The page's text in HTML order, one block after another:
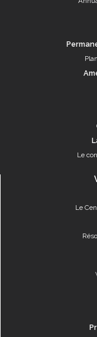
Le
Le